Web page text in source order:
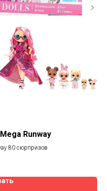
Runway
80 сюрпризов